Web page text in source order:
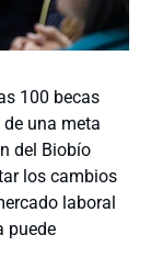
100 becas
una meta
del Biobío
los cambios
laboral
puede